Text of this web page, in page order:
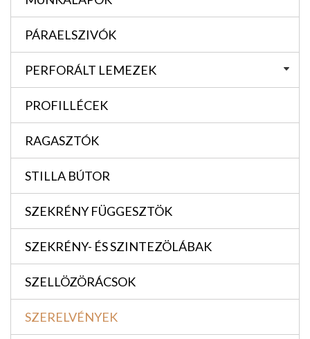
PÁRAELSZIVÓK
PERFORÁLT LEMEZEK
PROFILLÉCEK
RAGASZTÓK
STILLA BÚTOR
SZEKRÉNY FÜGGESZTÖK
SZEKRÉNY- ÉS SZINTEZÖLÁBAK
SZELLÖZÖRÁCSOK
SZERELVÉNYEK